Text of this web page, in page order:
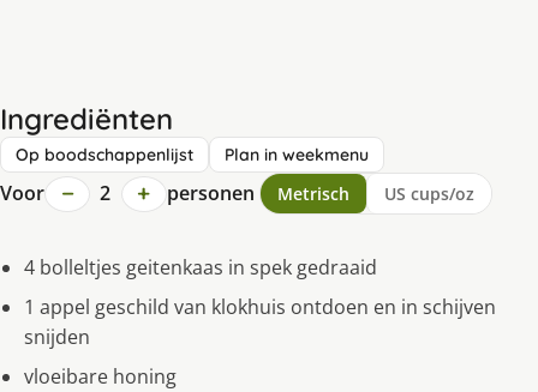
Ingrediënten
Op boodschappenlijst Plan in weekmenu
Voor − 2 + personen Metrisch US cups/oz
4 bolleltjes geitenkaas in spek gedraaid
1 appel geschild van klokhuis ontdoen en in schijven
snijden
vloeibare honing